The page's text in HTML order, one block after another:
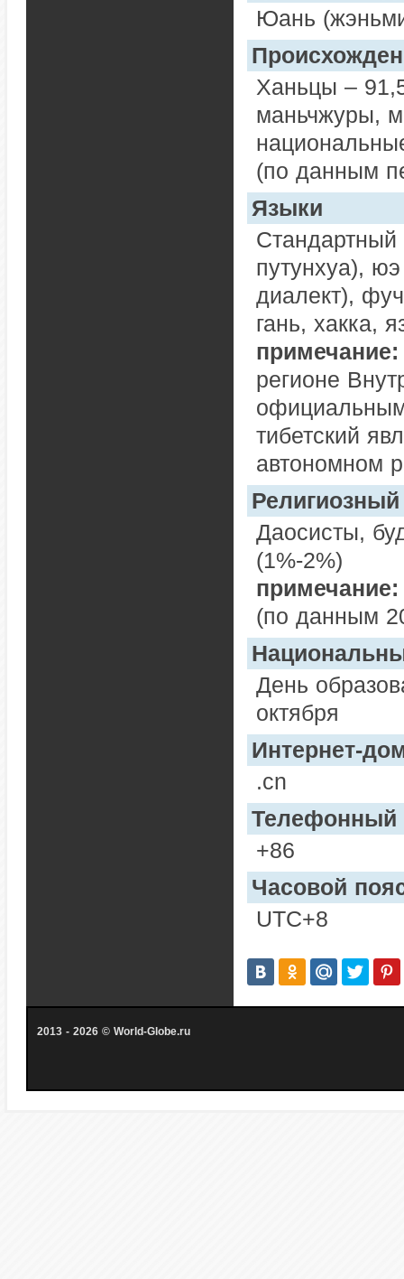
Юань
Ханьцы –
маньчжуры,
(по данным
Языки
Стандартный
путунхуа),
диалект),
гань, хакка,
примечание:
регионе
тибетский
автономном
Даосисты,
(1%-2%)
примечание:
(по данным
День
октября
Интернет-
.cn
Телефонный
+86
Часовой
UTC+8
2013 - 2026 © World-Globe.ru